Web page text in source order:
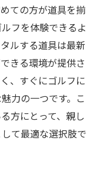
ての方が道具を揃
フを体験できるよ
ルする道具は最新
きる環境が提供さ
、すぐにゴルフに
力の一つです。こ
方にとって、親し
て最適な選択肢で